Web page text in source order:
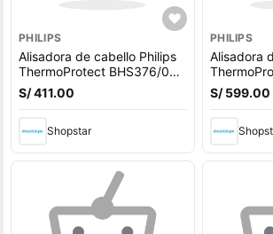
PHILIPS
Alisadora de cabello Philips
ThermoProtect BHS376/00
Negro/Rosa
S/ 411.00
Shopstar
PHILIPS
Alisadora
Negro/Rosa
S/ 599.00